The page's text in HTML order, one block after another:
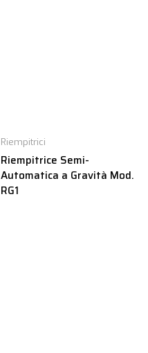
Riempitrici
Riempitrice Semi-
Automatica a Gravità Mod.
RG1